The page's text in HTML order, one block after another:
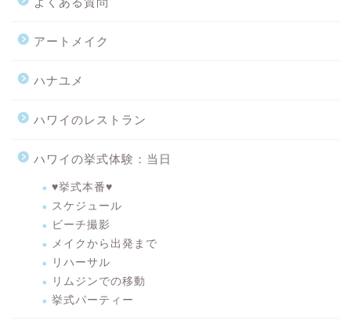
アートメイク
ハナユメ
ハワイのレストラン
ハワイの挙式体験：当日
♥挙式本番♥
スケジュール
ビーチ撮影
メイクから出発まで
リハーサル
リムジンでの移動
挙式パーティー